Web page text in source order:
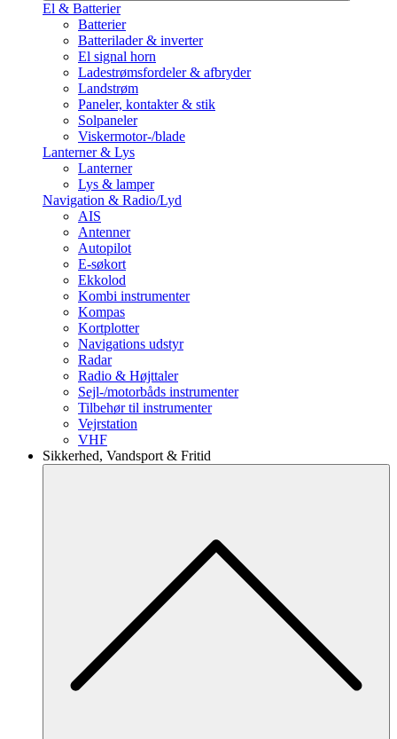
El & Batterier
Batterier
Batterilader & inverter
El signal horn
Ladestrømsfordeler & afbryder
Landstrøm
Paneler, kontakter & stik
Solpaneler
Viskermotor-/blade
Lanterner & Lys
Lanterner
Lys & lamper
Navigation & Radio/Lyd
AIS
Antenner
Autopilot
E-søkort
Ekkolod
Kombi instrumenter
Kompas
Kortplotter
Navigations udstyr
Radar
Radio & Højttaler
Sejl-/motorbåds instrumenter
Tilbehør til instrumenter
Vejrstation
VHF
Sikkerhed, Vandsport & Fritid